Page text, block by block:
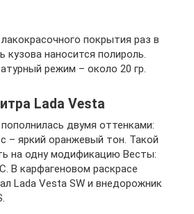
покрытия раз в
кузова наносится полироль.
режим – около 20 гр.
Lada Vesta
двумя оттенками:
– яркий оранжевый тон. Такой
на одну модификацию Весты:
В карфагеновом раскрасе
Lada Vesta SW и внедорожник